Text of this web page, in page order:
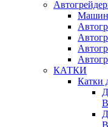
КАТКИ
Катки